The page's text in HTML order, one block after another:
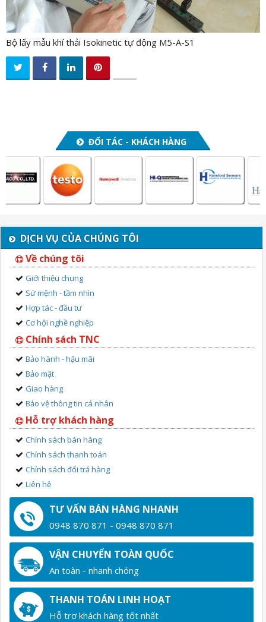
Bộ lấy mẫu khí thải Isokinetic tự động M5-A-S1
ĐỐI TÁC - KHÁCH HÀNG
DỊCH VỤ CỦA CHÚNG TÔI
Về chúng tôi
Giới thiệu chung
Sứ mệnh - tầm nhìn
Hợp tác - đầu tư
Cơ hội nghề nghiệp
Chính sách TNC
Bảo hành - hậu mãi
Bảo mật
Giao hàng
Bảo vệ thông tin cá nhân
Hỗ trợ khách hàng
Chính sách bán hàng
Chính sách thanh toán
Chính sách đổi trả hàng
Liên hệ
TƯ VẤN BÁN HÀNG NHANH
0948 870 871 - 0948 870 871
VẬN CHUYỂN TOÀN QUỐC
An toàn - nhanh chóng
THANH TOÁN LINH HOẠT
Hỗ trợ khách hàng tốt nhất